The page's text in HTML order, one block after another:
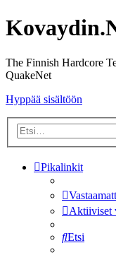
The Finnish Hardcore
QuakeNet
Hyppää sisältöön
Pikalinkit
Aktiiviset
Etsi